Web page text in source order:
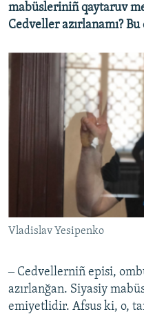
mabüsleriniñ qaytaruv
Cedveller azırlanamı?
Vladislav Yesipenko
‒ Cedvellerniñ episi,
azırlanğan. Siyasiy
emiyetlidir. Afsus ki, o,